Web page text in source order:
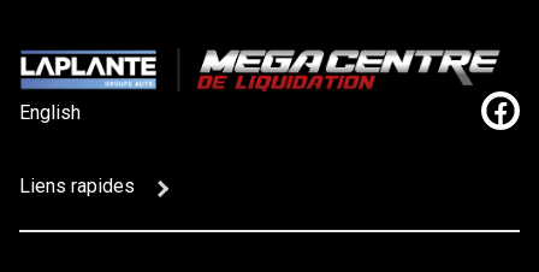
English
Liens rapides